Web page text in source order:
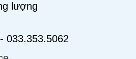
lượng
033.353.5062